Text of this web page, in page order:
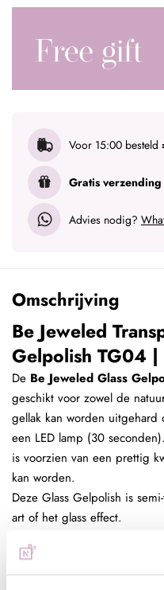
Voor 15:00 besteld
Gratis verzending
Advies nodig?
Omschrijving
Be Jeweled
Gelpolish TG04 |
De Be Jeweled Glass
geschikt voor zowel de
gellak kan worden
een LED lamp (30
is voorzien van een prettig
kan worden.
Deze Glass Gelpolish is
art of het glass effect.
Let op, omdat dit een